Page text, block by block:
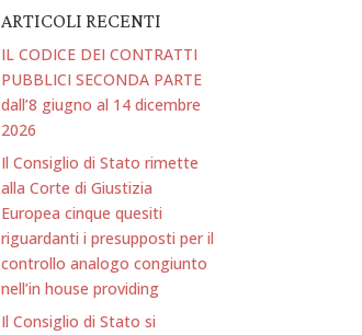
ARTICOLI RECENTI
IL CODICE DEI CONTRATTI
PUBBLICI SECONDA PARTE
dall’8 giugno al 14 dicembre
2026
Il Consiglio di Stato rimette
alla Corte di Giustizia
Europea cinque quesiti
riguardanti i presupposti per il
controllo analogo congiunto
nell’in house providing
Il Consiglio di Stato si